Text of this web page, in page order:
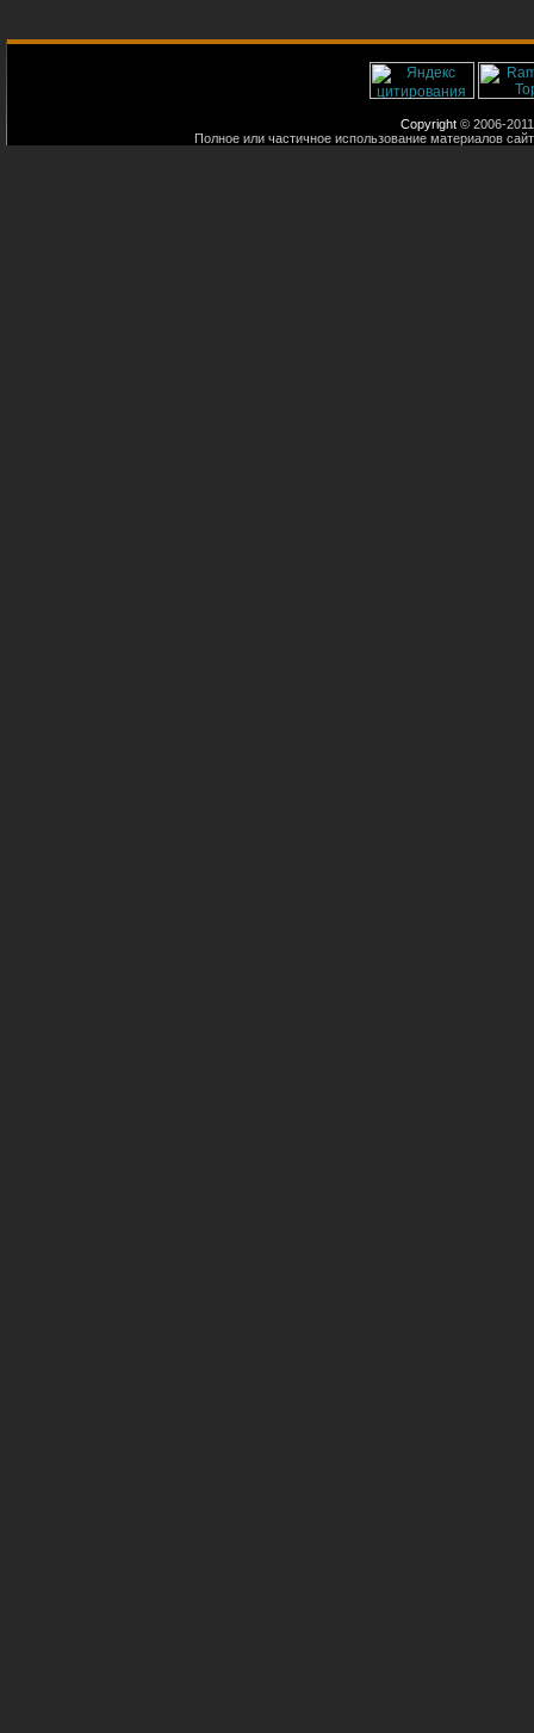
Copyright © 2006-
Полное или частичное использование материалов